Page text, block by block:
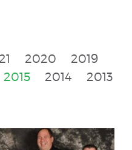
2020
2019
2015 2014 2013